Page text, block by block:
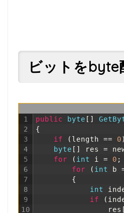
ビットをbyte
1
2
3
4
5
6
7
8
9
10
public byte [ ]
{
if
( length == 0)
byte [ ] res =
for
( int i = 0 ;
for
( int b
{
int
if
(
res [